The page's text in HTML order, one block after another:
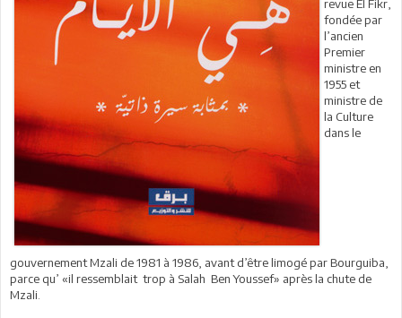
revue El Fikr,
fondée par
l’ancien
Premier
ministre en
1955 et
ministre de
la Culture
dans le
gouvernement Mzali de 1981 à 1986, avant d’être limogé par Bourguiba,
parce qu’ «il ressemblait trop à Salah Ben Youssef» après la chute de
Mzali.